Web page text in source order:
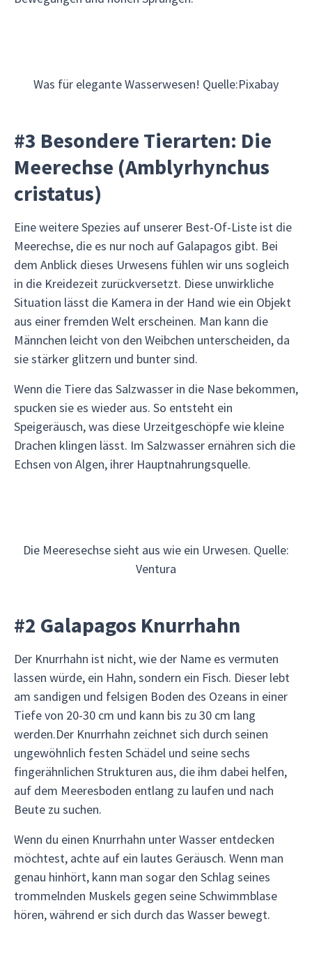
Was für elegante Wasserwesen! Quelle:Pixabay
#3 Besondere Tierarten: Die
Meerechse (Amblyrhynchus
cristatus)
Eine weitere Spezies auf unserer Best-Of-Liste ist die
Meerechse, die es nur noch auf Galapagos gibt. Bei
dem Anblick dieses Urwesens fühlen wir uns sogleich
in die Kreidezeit zurückversetzt. Diese unwirkliche
Situation lässt die Kamera in der Hand wie ein Objekt
aus einer fremden Welt erscheinen. Man kann die
Männchen leicht von den Weibchen unterscheiden, da
sie stärker glitzern und bunter sind.
Wenn die Tiere das Salzwasser in die Nase bekommen,
spucken sie es wieder aus. So entsteht ein
Speigeräusch, was diese Urzeitgeschöpfe wie kleine
Drachen klingen lässt. Im Salzwasser ernähren sich die
Echsen von Algen, ihrer Hauptnahrungsquelle.
Die Meeresechse sieht aus wie ein Urwesen. Quelle:
Ventura
#2 Galapagos Knurrhahn
Der Knurrhahn ist nicht, wie der Name es vermuten
lassen würde, ein Hahn, sondern ein Fisch. Dieser lebt
am sandigen und felsigen Boden des Ozeans in einer
Tiefe von 20-30 cm und kann bis zu 30 cm lang
werden.Der Knurrhahn zeichnet sich durch seinen
ungewöhnlich festen Schädel und seine sechs
fingerähnlichen Strukturen aus, die ihm dabei helfen,
auf dem Meeresboden entlang zu laufen und nach
Beute zu suchen.
Wenn du einen Knurrhahn unter Wasser entdecken
möchtest, achte auf ein lautes Geräusch. Wenn man
genau hinhört, kann man sogar den Schlag seines
trommelnden Muskels gegen seine Schwimmblase
hören, während er sich durch das Wasser bewegt.